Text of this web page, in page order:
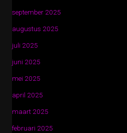
september 2025
augustus 2025
juli 2025
juni 2025
mei 2025
april 2025
maart 2025
februari 2025